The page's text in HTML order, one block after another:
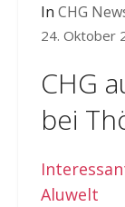
In CHG
24. Oktober
CHG
bei
Aluwelt